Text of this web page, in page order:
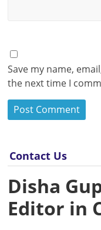
Save my name,
the next time I
Contact Us
Disha
Editor in